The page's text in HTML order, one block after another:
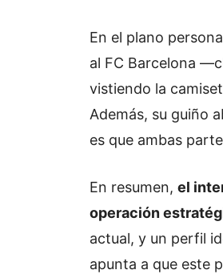
En el plano
al FC Barcelona
vistiendo la
Además, su guiño
es que ambas
En resumen, el
operación
actual, y un perfil
apunta a que este